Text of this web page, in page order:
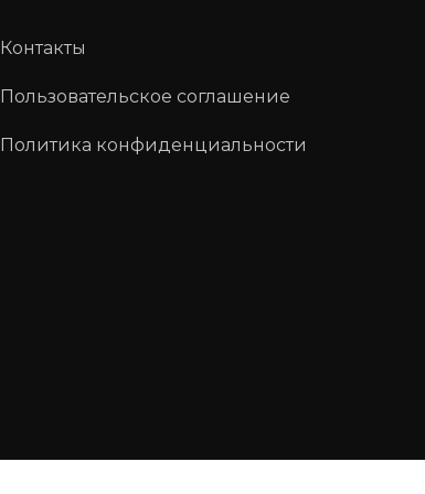
Контакты
Пользовательское соглашение
Политика конфиденциальности